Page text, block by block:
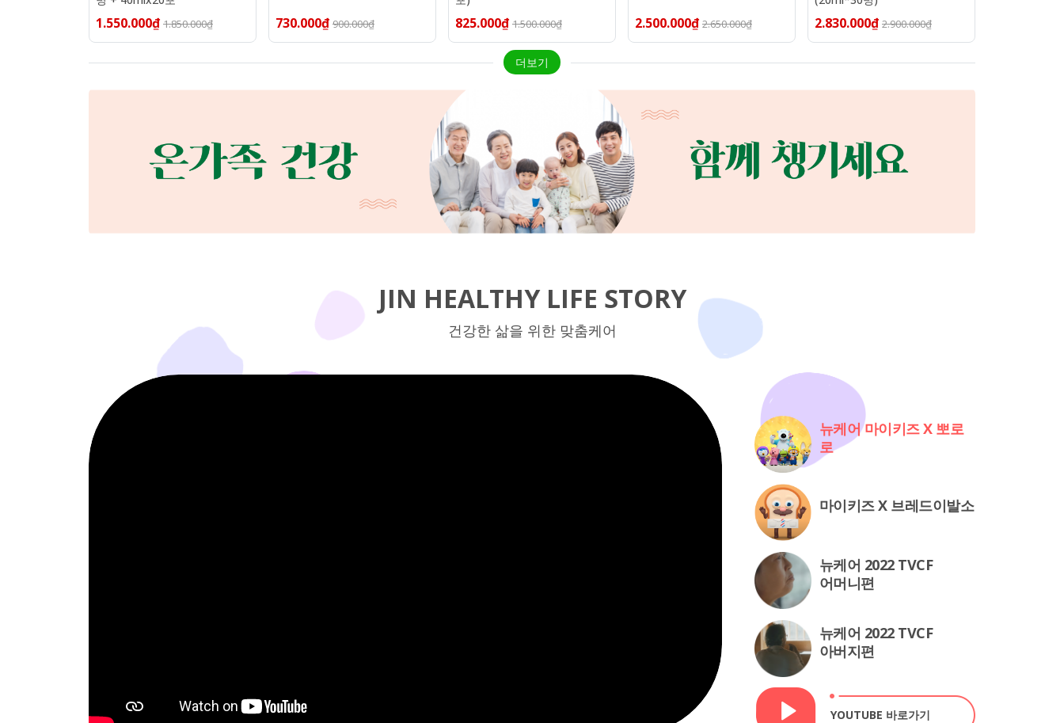
1.550.000₫ 1.850.000₫ 730.000₫ 900.000₫ 825.000₫ 1.500.000₫ 2.500.000₫ 2.650.000₫ 2.830.000₫ 2.900.000₫
더보기
JIN HEALTHY LIFE STORY
건강한 삶을 위한 맞춤케어
뉴케어 마이키즈 X 뽀로
로
마이키즈 X 브레드이발소
뉴케어 2022 TVCF
어머니편
뉴케어 2022 TVCF
아버지편
YOUTUBE 바로가기